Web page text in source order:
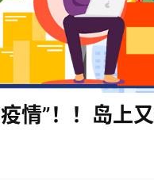
情”！！岛上